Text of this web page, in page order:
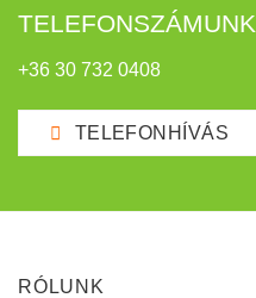
TELEFONSZÁMUNK
+36 30 732 0408
TELEFONHÍVÁS
RÓLUNK